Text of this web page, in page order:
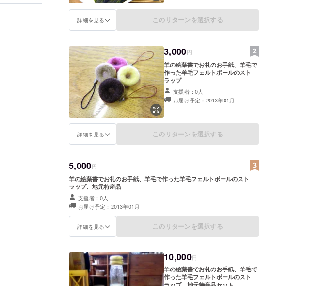
詳細を見る このリターンを選択する
3,000円
羊の絵葉書でお礼のお手紙、羊毛で
作った羊毛フェルトボールのスト
ラップ
支援者：0人
お届け予定：2013年01月
詳細を見る このリターンを選択する
5,000円
羊の絵葉書でお礼のお手紙、羊毛で作った羊毛フェルトボールのスト
ラップ、地元特産品
支援者：0人
お届け予定：2013年01月
詳細を見る このリターンを選択する
10,000円
羊の絵葉書でお礼のお手紙、羊毛で
作った羊毛フェルトボールのスト